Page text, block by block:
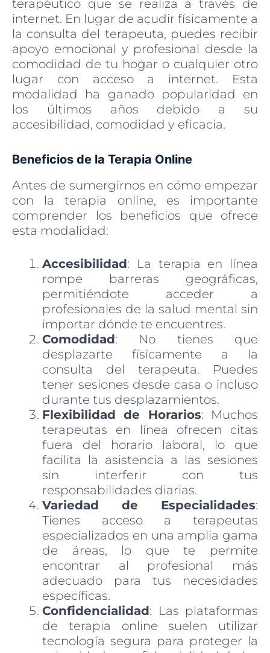
terapéutico que se realiza a través de
internet. En lugar de acudir físicamente a
la consulta del terapeuta, puedes recibir
apoyo emocional y profesional desde la
comodidad de tu hogar o cualquier otro
lugar con acceso a internet. Esta
modalidad ha ganado popularidad en
los últimos años debido a su
accesibilidad, comodidad y eficacia.
Beneficios de la Terapia Online
Antes de sumergirnos en cómo empezar
con la terapia online, es importante
comprender los beneficios que ofrece
esta modalidad:
Accesibilidad: La terapia en línea
rompe barreras geográficas,
permitiéndote acceder a
profesionales de la salud mental sin
importar dónde te encuentres.
Comodidad: No tienes que
desplazarte físicamente a la
consulta del terapeuta. Puedes
tener sesiones desde casa o incluso
durante tus desplazamientos.
Flexibilidad de Horarios: Muchos
terapeutas en línea ofrecen citas
fuera del horario laboral, lo que
facilita la asistencia a las sesiones
sin interferir con tus
responsabilidades diarias.
Variedad de Especialidades:
Tienes acceso a terapeutas
especializados en una amplia gama
de áreas, lo que te permite
encontrar al profesional más
adecuado para tus necesidades
específicas.
Confidencialidad: Las plataformas
de terapia online suelen utilizar
tecnología segura para proteger la